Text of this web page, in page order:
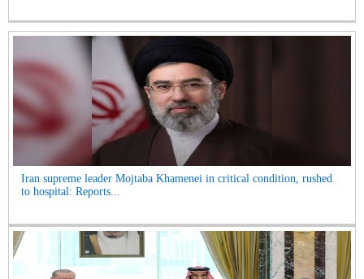
Iran supreme leader Mojtaba Khamenei in critical condition, rushed
to hospital: Reports...